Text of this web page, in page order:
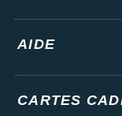
AIDE
CARTES